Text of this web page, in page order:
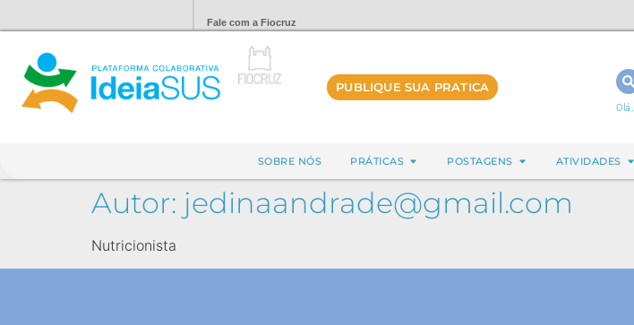
Fale com a Fiocruz
PUBLIQUE SUA PRATICA
Olá,
SOBRE NÓS PRÁTICAS POSTAGENS ATIVIDADES
Autor: jedinaandrade@gmail.com
Nutricionista